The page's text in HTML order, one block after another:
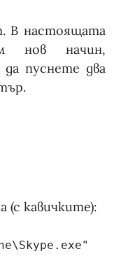
В настоящата
нов начин,
пуснете два
(с кавичките):